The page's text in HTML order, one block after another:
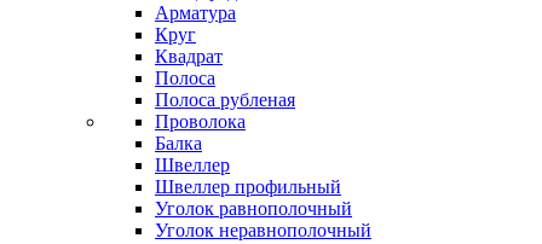
Арматура
Круг
Квадрат
Полоса
Полоса рубленая
Проволока
Балка
Швеллер
Швеллер профильный
Уголок равнополочный
Уголок неравнополочный